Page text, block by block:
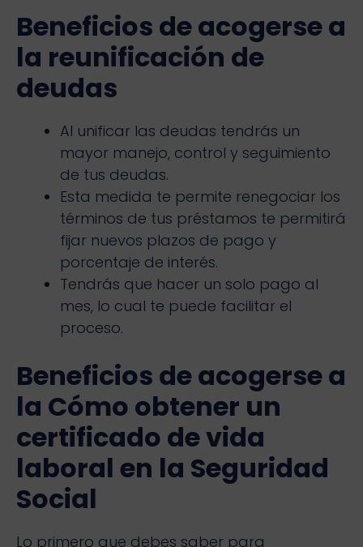
Beneficios de acogerse a
la reunificación de
deudas
Al unificar las deudas tendrás un
mayor manejo, control y seguimiento
de tus deudas.
Esta medida te permite renegociar los
términos de tus préstamos te permitirá
fijar nuevos plazos de pago y
porcentaje de interés.
Tendrás que hacer un solo pago al
mes, lo cual te puede facilitar el
proceso.
Beneficios de acogerse a
la Cómo obtener un
certificado de vida
laboral en la Seguridad
Social
Lo primero que debes saber para